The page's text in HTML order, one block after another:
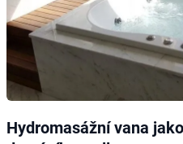
Hydromasážní vana